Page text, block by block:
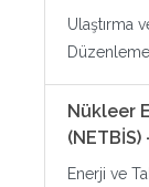
Ulaştırma
Nükleer
(NETBİS)
Enerji ve